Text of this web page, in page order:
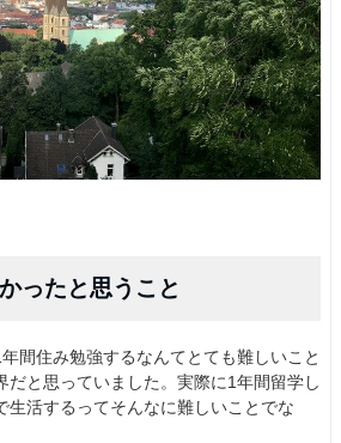
ったと思うこと
間住み勉強するなんてとても難しいこと
だと思っていました。実際に1年間留学し
生活するってそんなに難しいことでな